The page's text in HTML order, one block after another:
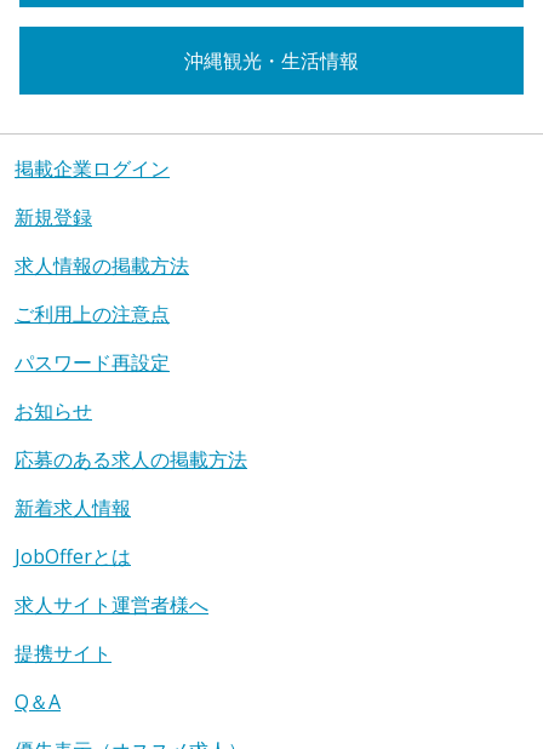
沖縄観光・生活情報
掲載企業ログイン
新規登録
求人情報の掲載方法
ご利用上の注意点
パスワード再設定
お知らせ
応募のある求人の掲載方法
新着求人情報
JobOfferとは
求人サイト運営者様へ
提携サイト
Q＆A